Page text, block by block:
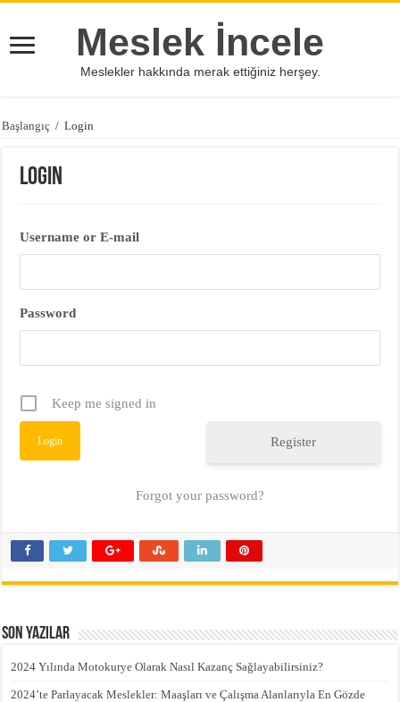
Meslek İncele
Meslekler hakkında merak ettiğiniz herşey.
Başlangıç / Login
Login
Username or E-mail
Password
Keep me signed in
Register
Forgot your password?
Son Yazılar
2024 Yılında Motokurye Olarak Nasıl Kazanç Sağlayabilirsiniz?
2024’te Parlayacak Meslekler: Maaşları ve Çalışma Alanlarıyla En Gözde